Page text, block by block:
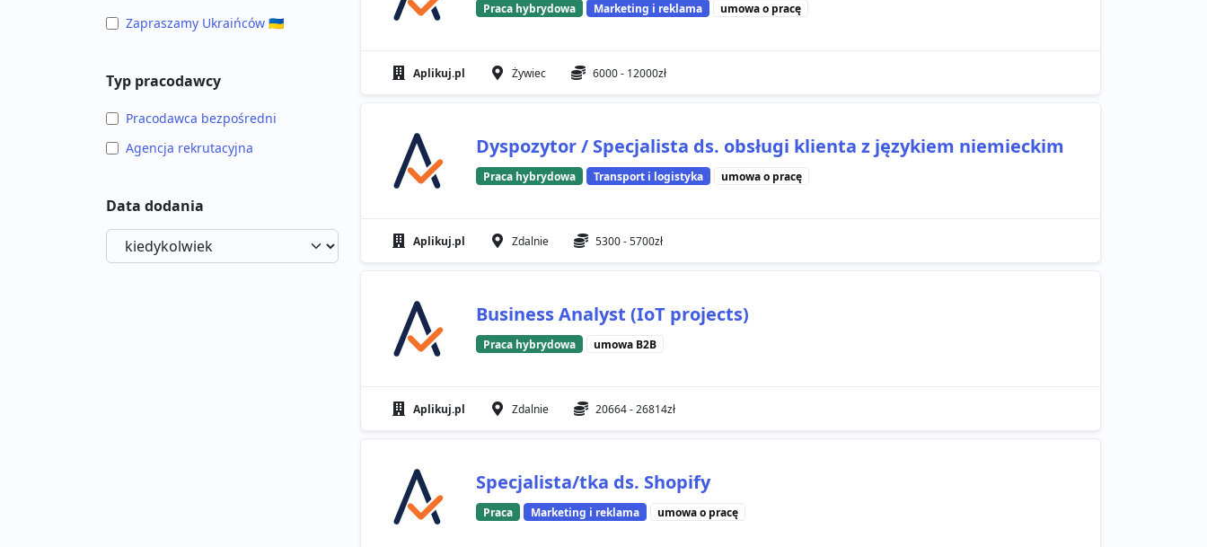
Zapraszamy Ukraińców 🇺🇦
Typ pracodawcy
Pracodawca bezpośredni
Agencja rekrutacyjna
Data dodania
Praca hybrydowa Marketing i reklama umowa o pracę
Aplikuj.pl Żywiec 6000 - 12000zł
Dyspozytor / Specjalista ds. obsługi klienta z językiem niemieckim
Praca hybrydowa Transport i logistyka umowa o pracę
Aplikuj.pl Zdalnie 5300 - 5700zł
Business Analyst (IoT projects)
Praca hybrydowa umowa B2B
Aplikuj.pl Zdalnie 20664 - 26814zł
Specjalista/tka ds. Shopify
Praca Marketing i reklama umowa o pracę